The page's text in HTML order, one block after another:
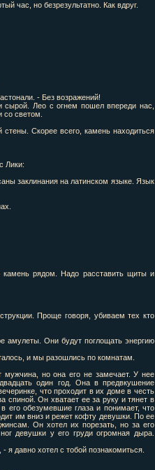
час, но безрезультатно. Как вдруг.
- Без возражений!
сырой. Лео с огнем пошел впереди нас,
со светом.
Скорее всего, камень находиться
Лики:
заклинания на латинском языке. Язык
камень рядом. Надо расставить щиты и
Проще говоря, убиваем тех кто
амулеты. Они будут поглощать энергию
и мы разошлись по комнатам.
мужчина, но она его не замечает. У нее
один год. Она в предвкушение
что проходит в их доме в честь
спиной. Он хватает ее за руку и тянет в
его обезумевшие глаза и понимает, что
им вниз и режет кофту девушки. По ее
Он хотел их порезать, но за его
девушки у его груди огромная дыра.
давно хотел с тобой познакомиться.